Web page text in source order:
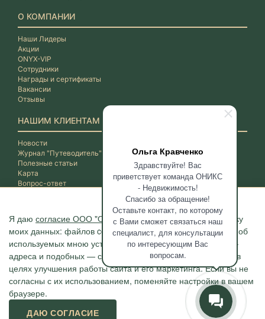
Ольга Кравченко
Здравствуйте! Вас
приветствует команда ОНИКС
- Недвижимость!
Спасибо за обращение!
Оставьте контакт, по которому
с Вами сможет связаться наш
специалист, для консультации
по интересующим Вас
вопросам.
Я даю согласие ООО "ОНИКС-Недвижимость"на обработку
моих данных: файлов cookie, сведений о моих действиях, об
используемых мною устройствах, даты и время сессии, IP-
адреса и подобных — с помощью метрических программ в
целях улучшения работы сайта и его маркетинга. Если вы не
согласны с их использованием, поменяйте настройки в вашем
браузере.
ДАЮ СОГЛАСИЕ
О КОМПАНИИ
Наши Лидеры
Акции
ONYX-VIP
Сотрудники
Награды и сертификаты
Вакансии
Отзывы
НАШИМ КЛИЕНТАМ
Новости
Журнал "Путеводитель"
Полезные статьи
Карта
Вопрос-ответ
Агентство "ОНИКС", недвижимость в Сочи, квартиры в Сочи